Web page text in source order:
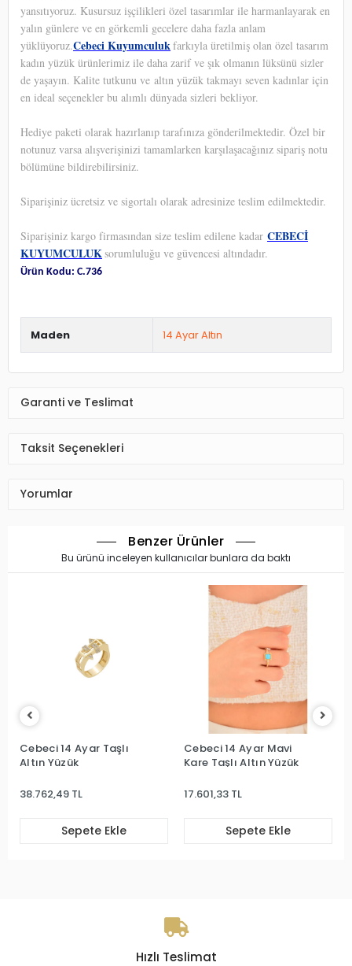
yansıtıyoruz. Kusursuz işçilikleri özel tasarımlar ile harmanlayarak en
yalın günlere ve en görkemli gecelere daha fazla anlam
yüklüyoruz.Cebeci Kuyumculukfarkıyla üretilmiş olan özel tasarım
kadın yüzük ürünlerimiz ile daha zarif ve şık olmanın lüksünü sizler
de yaşayın. Kalite tutkunu ve altın yüzük takmayı seven kadınlar için
en ideal seçenekler bu alımlı dünyada sizleri bekliyor.
Hediye paketi olarak hazırlanıp tarafınıza gönderilmektedir. Özel bir
notunuz varsa alışverişinizi tamamlarken karşılaşacağınız sipariş notu
bölümüne bildirebilirsiniz.
Siparişiniz ücretsiz ve sigortalı olarak adresinize teslim edilmektedir.
Siparişiniz kargo firmasından size teslim edilene kadar CEBECİ
KUYUMCULUKsorumluluğu ve güvencesi altındadır.
Ürün Kodu: C.736
Maden 14 Ayar Altın
Garanti ve Teslimat
Taksit Seçenekleri
Yorumlar
Benzer Ürünler
Bu ürünü inceleyen kullanıcılar bunlara da baktı
Cebeci 14 Ayar Taşlı
Altın Yüzük
38.762,49 TL
Sepete Ekle
Cebeci 14 Ayar Mavi
Kare Taşlı Altın Yüzük
17.601,33 TL
Sepete Ekle
Hızlı Teslimat